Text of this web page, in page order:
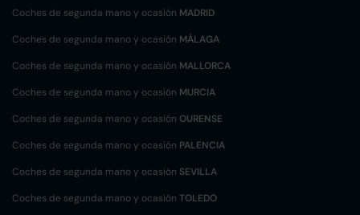
Coches de segunda mano y ocasión MADRID
Coches de segunda mano y ocasión MÁLAGA
Coches de segunda mano y ocasión MALLORCA
Coches de segunda mano y ocasión MURCIA
Coches de segunda mano y ocasión OURENSE
Coches de segunda mano y ocasión PALENCIA
Coches de segunda mano y ocasión SEVILLA
Coches de segunda mano y ocasión TOLEDO